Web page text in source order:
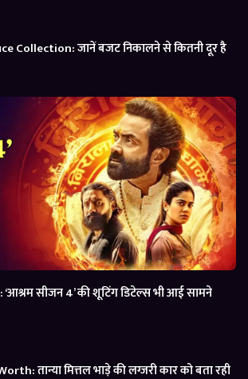
Collection: जानें बजट निकालने से कितनी दूर है
सीजन 4’ की शूटिंग डिटेल्स भी आई सामने
तान्या मित्तल भाड़े की लग्जरी कार को बता रही